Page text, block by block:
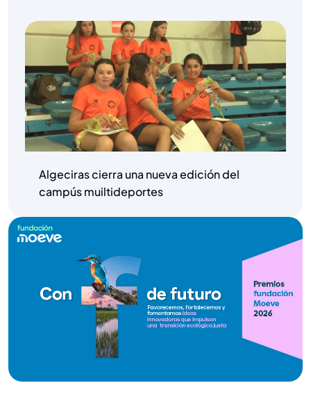
Algeciras cierra una nueva edición del
campús muiltideportes